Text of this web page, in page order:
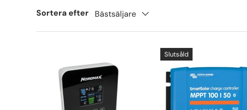
Sortera efter Bästsäljare
Slutsåld